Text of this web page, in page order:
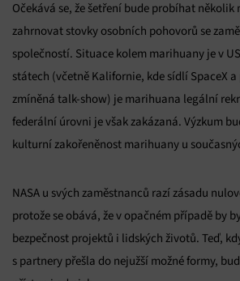
Očekává se, že šetření bude probíhat několik
zahrnovat stovky osobních pohovorů se
společností. Situace kolem marihuany je v
státech (včetně Kalifornie, kde sídlí SpaceX
zmíněná talk-show) je marihuana legální
federální úrovni je však zakázaná. Výzkum
kulturní zakořeněnost marihuany u
NASA u svých zaměstnanců razí zásadu
protože se obává, že v opačném případě by
bezpečnost projektů i lidských životů. Teď,
s partnery přešla do nejužší možné formy,